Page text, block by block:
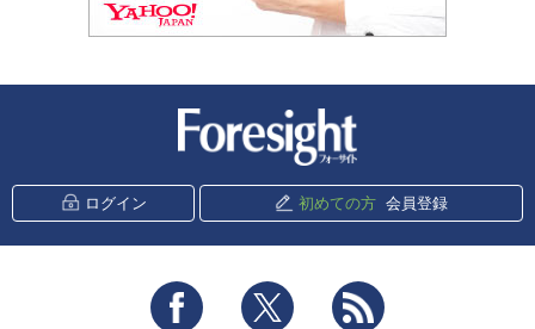
ログイン 初めての方 会員登録
Facebook Twitter